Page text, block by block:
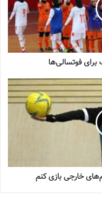
برابر چین تایپه گفت: در ابتدا
می گویم. تمام برنامه هایی
در زمین پیاده کردند. در بازی
قوی و سرسختی مسابقه داریم. در
خط دفاع را کنترل کردیم،
خلق کردیم. سه موقعیت جدی
بازی باشیم. مطمئنا در آینده
آسیا خواهد داشت. زمانی که
سعی کردم ساختار سازی کنم.
به چین تایپه واگذار نکنیم و
نشان دهیم.
برای فوتسالی‌ها
خارجی بازی کنم